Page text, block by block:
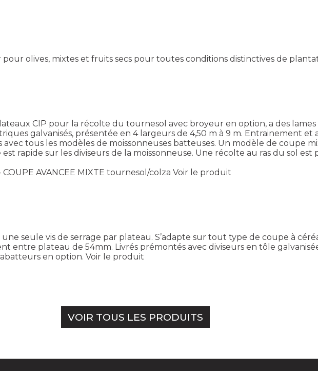
olives, mixtes et fruits secs pour toutes conditions distinctives de
CIP pour la récolte du tournesol avec broyeur en option, a des lames
galvanisés, présentée en 4 largeurs de 4,50 m à 9 m. Entrainement
tous les modèles de moissonneuses batteuses. Un modèle de coupe
rapide sur les diviseurs de la moissonneuse. Une récolte au ras du sol est
COUPE AVANCEE MIXTE tournesol/colza Voir le produit
seule vis de serrage par plateau. S’adapte sur tout type de coupe à
entre plateau de 54mm. Livrés prémontés avec diviseurs en tôle
en option. Voir le produit
VOIR TOUS LES PRODUITS